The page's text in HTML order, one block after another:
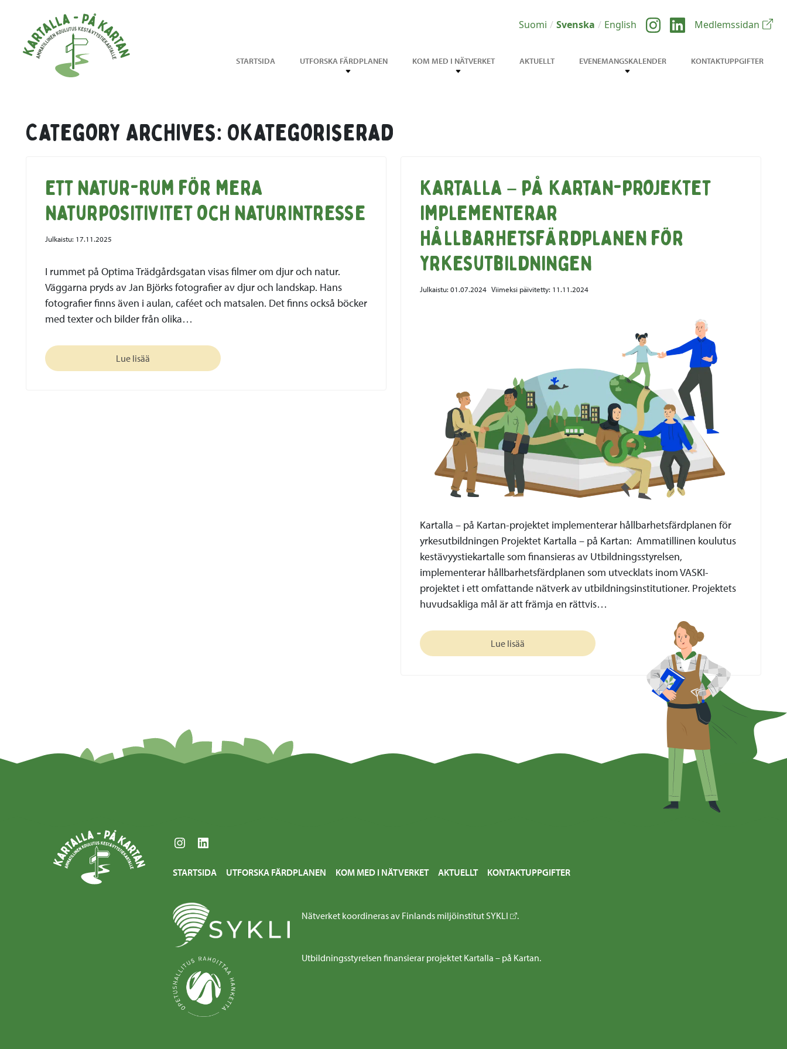
STARTSIDA UTFORSKA FÄRDPLANEN KOM MED I NÄTVERKET AKTUELLT EVENEMANGSKALENDER KONTAKTUPPGIFTER
Suomi Svenska English Medlemssidan
Category Archives: Okategoriserad
Ett natur-rum för mera
naturpositivitet och naturintresse
Julkaistu: 17.11.2025
I rummet på Optima Trädgårdsgatan visas filmer om djur och natur.
Väggarna pryds av Jan Björks fotografier av djur och landskap. Hans
fotografier finns även i aulan, caféet och matsalen. Det finns också böcker
med texter och bilder från olika…
Lue lisää
Kartalla – på Kartan-projektet
implementerar
hållbarhetsfärdplanen för
yrkesutbildningen
Julkaistu: 01.07.2024 Viimeksi päivitetty: 11.11.2024
Kartalla – på Kartan-projektet implementerar hållbarhetsfärdplanen för
yrkesutbildningen Projektet Kartalla – på Kartan: Ammatillinen koulutus
kestävyystiekartalle som finansieras av Utbildningsstyrelsen,
implementerar hållbarhetsfärdplanen som utvecklats inom VASKI-
projektet i ett omfattande nätverk av utbildningsinstitutioner. Projektets
huvudsakliga mål är att främja en rättvis…
Lue lisää
Instagram LinkedIn
STARTSIDA UTFORSKA FÄRDPLANEN KOM MED I NÄTVERKET AKTUELLT KONTAKTUPPGIFTER
Nätverket koordineras av Finlands miljöinstitut SYKLI .
Utbildningsstyrelsen finansierar projektet Kartalla – på Kartan.